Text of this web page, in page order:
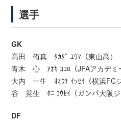
選手
GK
高田 侑真 ﾀｶﾀﾞ ﾕｳﾏ（東山高）
青木 心 ｱｵｷ ｺｺﾛ（JFAアカデミ
大内 一生 ｵｵｳﾁ ｲｯｾｲ（横浜FCジ
谷 晃生 ﾀﾆ ｺｳｾｲ（ガンバ大阪ジ
DF